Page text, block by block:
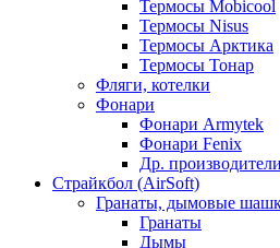
Термосы Mobicool
Термосы Nisus
Термосы Арктика
Термосы Тонар
Фляги, котелки
Фонари
Фонари Armytek
Фонари Fenix
Др. производители
Страйкбол (AirSoft)
Гранаты, дымовые
Гранаты
Дымы